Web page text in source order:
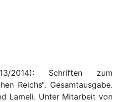
2014): Schriften zum
Reichs“. Gesamtausgabe.
Lameli. Unter Mitarbeit von